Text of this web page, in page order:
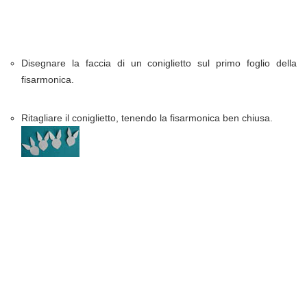
Disegnare la faccia di un coniglietto sul primo foglio della
fisarmonica.
Ritagliare il coniglietto, tenendo la fisarmonica ben chiusa.